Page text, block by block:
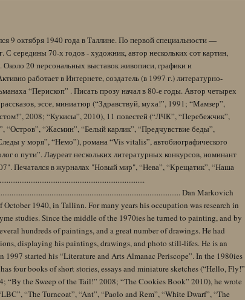
9 октября 1940 года в Таллине. По первой специальности —
С середины 70-х годов - художник, автор нескольких сот картин,
Около 20 персональных выставок живописи, графики и
работает в Интернете, создатель (в 1997 г.) литературно-
“Перископ” . Писать прозу начал в 80-е годы. Автор четырех
эссе, миниатюр (“Здравствуй, муха!”, 1991; “Мамзер”,
2008; “Кукисы”, 2010), 11 повестей (“ЛЧК”, “Перебежчик”,
“Остров”, “Жасмин”, “Белый карлик”, “Предчувствие беды”,
у моря”, “Немо”), романа “Vis vitalis”, автобиографического
о пути”. Лауреат нескольких литературных конкурсов, номинант
Печатался в журналах "Новый мир", “Нева”, “Крещатик”, “Наша
Dan Markovich
October 1940, in Tallinn. For many years his occupation was research in
studies. Since the middle of the 1970ies he turned to painting, and by
hundreds of paintings, and a great number of drawings. He had
displaying his paintings, drawings, and photo still-lifes. He is an
1997 started his “Literature and Arts Almanac Periscope”. In the 1980ies
four books of short stories, essays and miniature sketches (“Hello, Fly!”
“By the Sweep of the Tail!” 2008; “The Cookies Book” 2010), he wrote
“The Turncoat”, “Ant”, “Paolo and Rem”, “White Dwarf”, “The